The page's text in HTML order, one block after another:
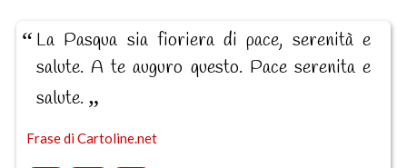
La Pasqua sia fioriera di pace, serenità e
salute. A te auguro questo. Pace serenita e
salute.
Frase di Cartoline.net